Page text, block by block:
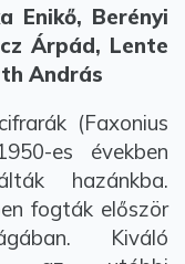
Enikő, Berényi
Árpád, Lente
András
(Faxonius
es években
hazánkba.
fogták először
Kiváló